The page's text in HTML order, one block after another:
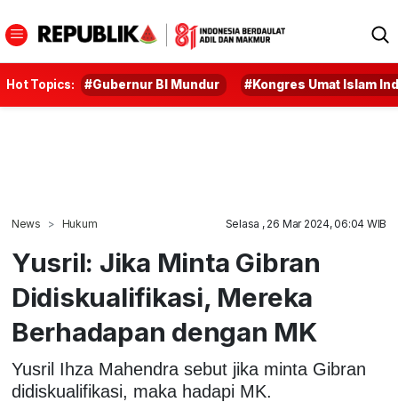
Hot Topics: #Gubernur BI Mundur #Kongres Umat Islam
News Hukum Selasa , 26 Mar 2024, 06:04 WIB
Yusril: Jika Minta Gibran
Didiskualifikasi, Mereka
Berhadapan dengan MK
Yusril Ihza Mahendra sebut jika minta Gibran
didiskualifikasi, maka hadapi MK.